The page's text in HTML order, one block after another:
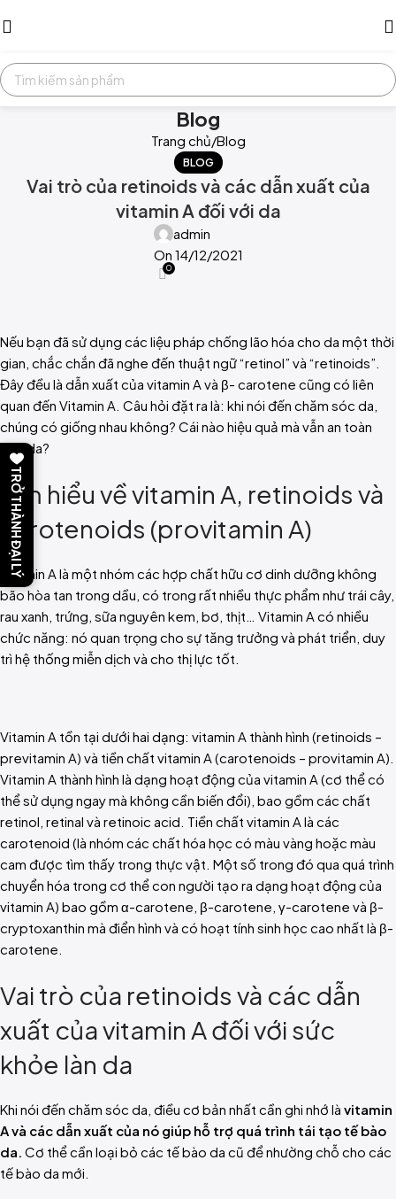
Blog
Trang chủ Blog
BLOG
Vai trò của retinoids và các dẫn xuất của
vitamin A đối với da
admin
On 14/12/2021
0
Nếu bạn đã sử dụng các liệu pháp chống lão hóa cho da một thời
gian, chắc chắn đã nghe đến thuật ngữ “retinol” và “retinoids”.
Đây đều là dẫn xuất của vitamin A và β- carotene cũng có liên
quan đến Vitamin A. Câu hỏi đặt ra là: khi nói đến chăm sóc da,
chúng có giống nhau không? Cái nào hiệu quả mà vẫn an toàn
cho da?
Tìm hiểu về vitamin A, retinoids và
carotenoids (provitamin A)
Vitamin A là một nhóm các hợp chất hữu cơ dinh dưỡng không
bão hòa tan trong dầu, có trong rất nhiều thực phẩm như trái cây,
rau xanh, trứng, sữa nguyên kem, bơ, thịt… Vitamin A có nhiều
chức năng: nó quan trọng cho sự tăng trưởng và phát triển, duy
trì hệ thống miễn dịch và cho thị lực tốt.
Vitamin A tồn tại dưới hai dạng: vitamin A thành hình (retinoids –
previtamin A) và tiền chất vitamin A (carotenoids – provitamin A).
Vitamin A thành hình là dạng hoạt động của vitamin A (cơ thể có
thể sử dụng ngay mà không cần biến đổi), bao gồm các chất
retinol, retinal và retinoic acid. Tiền chất vitamin A là các
carotenoid (là nhóm các chất hóa học có màu vàng hoặc màu
cam được tìm thấy trong thực vật. Một số trong đó qua quá trình
chuyển hóa trong cơ thể con người tạo ra dạng hoạt động của
vitamin A) bao gồm α-carotene, β-carotene, γ-carotene và β-
cryptoxanthin mà điển hình và có hoạt tính sinh học cao nhất là β-
carotene.
Vai trò của retinoids và các dẫn
xuất của vitamin A đối với sức
khỏe làn da
Khi nói đến chăm sóc da, điều cơ bản nhất cần ghi nhớ là vitamin
A và các dẫn xuất của nó giúp hỗ trợ quá trình tái tạo tế bào
da. Cơ thể cần loại bỏ các tế bào da cũ để nhường chỗ cho các
tế bào da mới.
TRỞ THÀNH ĐẠI LÝ